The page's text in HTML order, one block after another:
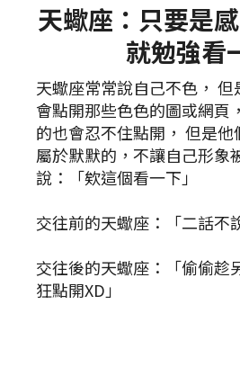
天蠍座：只要是
就勉強看
天蠍座常常說自己不色，
會點開那些色色的圖或網頁
的也會忍不住點開， 但是他
屬於默默的，不讓自己形象
說：「欸這個看一下」
交往前的天蠍座：「二話不
交往後的天蠍座：「偷偷趁
狂點開XD」